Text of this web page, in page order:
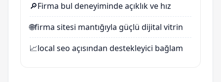
🔎Firma bul deneyiminde açıklık ve hız
🌐firma sitesi mantığıyla güçlü dijital vitrin
📈local seo açısından destekleyici bağlam